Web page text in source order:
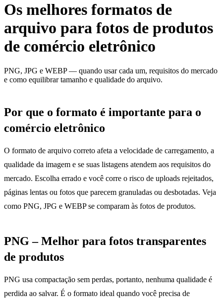
Os melhores formatos de
arquivo para fotos de produtos
de comércio eletrônico
PNG, JPG e WEBP — quando usar cada um, requisitos do mercado
e como equilibrar tamanho e qualidade do arquivo.
Por que o formato é importante para o
comércio eletrônico
O formato de arquivo correto afeta a velocidade de carregamento, a
qualidade da imagem e se suas listagens atendem aos requisitos do
mercado. Escolha errado e você corre o risco de uploads rejeitados,
páginas lentas ou fotos que parecem granuladas ou desbotadas. Veja
como PNG, JPG e WEBP se comparam às fotos de produtos.
PNG – Melhor para fotos transparentes
de produtos
PNG usa compactação sem perdas, portanto, nenhuma qualidade é
perdida ao salvar. É o formato ideal quando você precisa de